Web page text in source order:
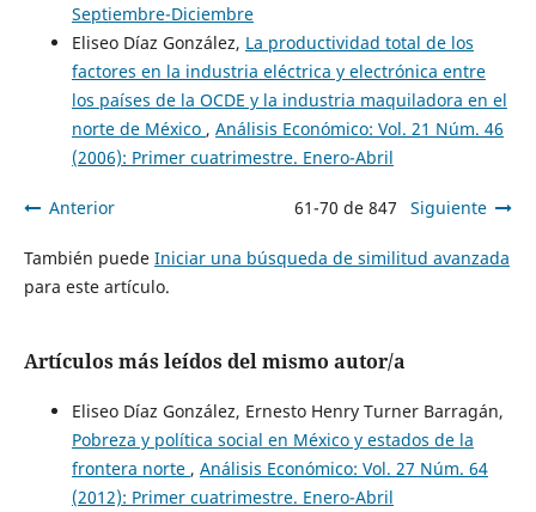
Septiembre-Diciembre
Eliseo Díaz González, La productividad total de los
factores en la industria eléctrica y electrónica entre
los países de la OCDE y la industria maquiladora en el
norte de México , Análisis Económico: Vol. 21 Núm. 46
(2006): Primer cuatrimestre. Enero-Abril
Anterior 61-70 de 847 Siguiente
También puede Iniciar una búsqueda de similitud avanzada
para este artículo.
Artículos más leídos del mismo autor/a
Eliseo Díaz González, Ernesto Henry Turner Barragán,
Pobreza y política social en México y estados de la
frontera norte , Análisis Económico: Vol. 27 Núm. 64
(2012): Primer cuatrimestre. Enero-Abril